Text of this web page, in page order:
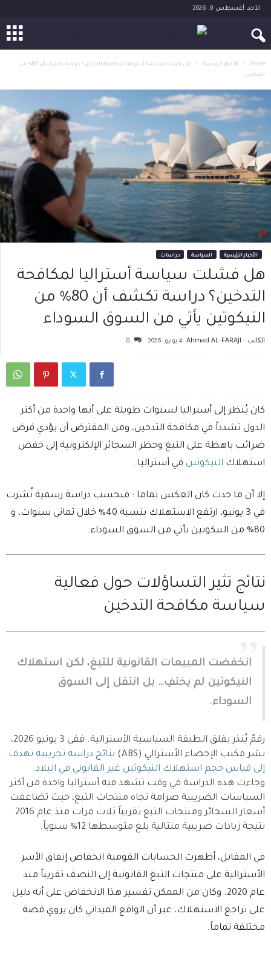
الأحد, أغسطس 9, 2026
Home الأخبار الرئيسية
هل فشلت سياسة أستراليا لمكافحة التدخين؟ دراسة تكشف أن 80% من
النيكوتين...
الأخبار الرئيسية السياسة دراسات
هل فشلت سياسة أستراليا لمكافحة
التدخين؟ دراسة تكشف أن 80% من
النيكوتين يأتي من السوق السوداء
الكاتب - Ahmad AL-FARAJI 4 يونيو، 2026 0
كان يُنظر إلى أستراليا لسنوات طويلة على أنها واحدة من أكثر
الدول تشدداً في مكافحة التدخين، ومن المفترض أن يؤدي فرض
ضرائب باهظة على التبغ وحظر السجائر الإلكترونية إلى خفض
استهلاك النيكوتين في أستراليا.
إلا أن ما حدث كان العكس تماما : فبحسب دراسة رسمية نُشرت
في 3 يونيو، ارتفع الاستهلاك بنسبة 40% خلال ثماني سنوات، و
80% من النيكوتين يأتي من السوق السوداء.
نتائج تثير التساؤلات حول فعالية
سياسة مكافحة التدخين
انخفضت المبيعات القانونية للتبغ، لكن استهلاك
النيكوتين لم يختفِ… بل انتقل إلى السوق
السوداء.
رقمٌ يُنذر بقلق الطبقة السياسية الأسترالية. ففي 3 يونيو 2026،
نشر مكتب الإحصاء الأسترالي (ABS)
نتائج دراسة تجريبية تهدف
إلى قياس حجم استهلاك النيكوتين غير القانوني في البلاد.
وجاءت هذه الدراسة في وقت تشهد فيه أستراليا واحدة من أكثر
السياسات الضريبية صرامة تجاه منتجات التبغ، حيث تضاعفت
أسعار السجائر ومنتجات التبغ تقريباً ثلاث مرات منذ عام 2016
نتيجة زيادات ضريبية متتالية بلغ متوسطها 12% سنوياً.
في المقابل، أظهرت الحسابات القومية انخفاض إنفاق الأسر
الأسترالية على منتجات التبغ القانونية إلى النصف تقريباً منذ
عام 2020. وكان من الممكن تفسير هذا الانخفاض على أنه دليل
على تراجع الاستهلاك، غير أن الواقع الميداني كان يروي قصة
مختلفة تماماً.